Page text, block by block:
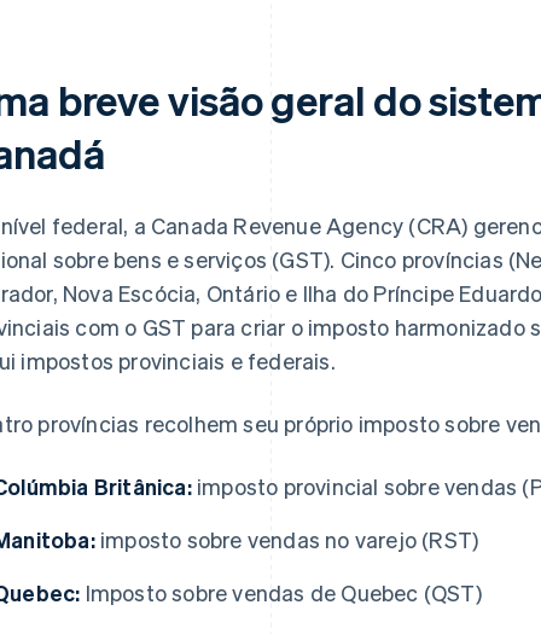
breve visão geral do
federal, a Canada Revenue Agency (CRA)
sobre bens e serviços (GST). Cinco províncias
Nova Escócia, Ontário e Ilha do Príncipe
com o GST para criar o imposto harmonizado
impostos provinciais e federais.
províncias recolhem seu próprio imposto sobre
Britânica:imposto provincial sobre vendas
imposto sobre vendas no varejo (RST)
Imposto sobre vendas de Quebec (QST)